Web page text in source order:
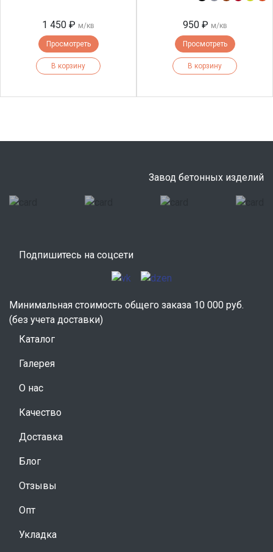
1 450 ₽ м/кв
Просмотреть
В корзину
950 ₽ м/кв
Просмотреть
В корзину
Завод бетонных изделий
Подпишитесь на соцсети
Минимальная стоимость общего заказа 10 000 руб.
(без учета доставки)
Каталог
Галерея
О нас
Качество
Доставка
Блог
Отзывы
Опт
Укладка